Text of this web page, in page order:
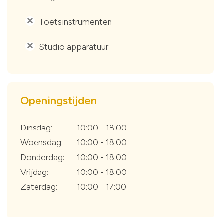
' Toetsinstrumenten
' Studio apparatuur
Openingstijden
Dinsdag:
10:00 - 18:00
Woensdag:
10:00 - 18:00
Donderdag:
10:00 - 18:00
Vrijdag:
10:00 - 18:00
Zaterdag:
10:00 - 17:00